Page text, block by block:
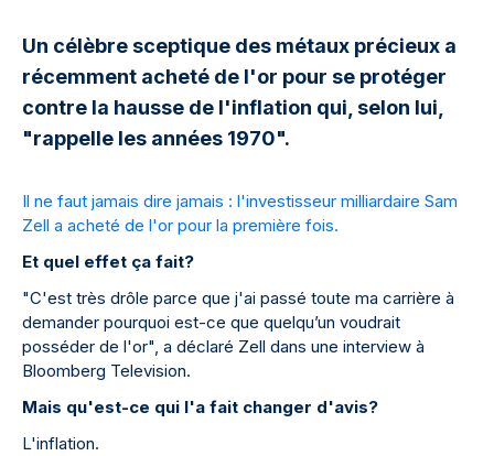
Un célèbre sceptique des métaux précieux a
récemment acheté de l'or pour se protéger
contre la hausse de l'inflation qui, selon lui,
"rappelle les années 1970".
Il ne faut jamais dire jamais : l'investisseur milliardaire Sam
Zell a acheté de l'or pour la première fois.
Et quel effet ça fait?
"C'est très drôle parce que j'ai passé toute ma carrière à
demander pourquoi est-ce que quelqu’un voudrait
posséder de l'or", a déclaré Zell dans une interview à
Bloomberg Television.
Mais qu'est-ce qui l'a fait changer d'avis?
L'inflation.